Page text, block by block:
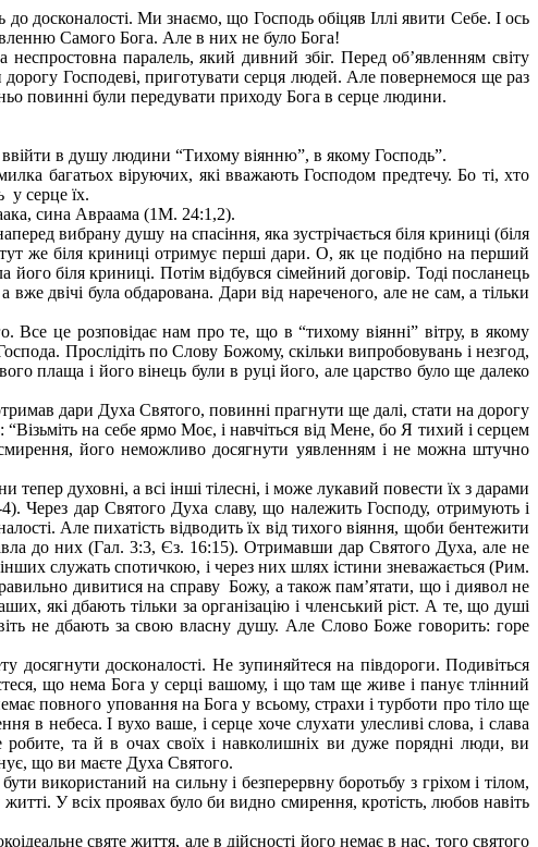
досконалості. Ми знаємо, що Господь обіцяв Іллі явити Себе. І ось
Самого Бога. Але в них не було Бога!
паралель, який дивний збіг. Перед об’явленням світу
Господеві, приготувати серця людей. Але повернемося ще раз
повинні були передувати приходу Бога в серце людини.
в душу людини “Тихому віянню”, в якому Господь”.
багатьох віруючих, які вважають Господом предтечу. Бо ті, хто
у серце їх.
сина Авраама (1М. 24:1,2).
вибрану душу на спасіння, яка зустрічається біля криниці (біля
же біля криниці отримує перші дари. О, як це подібно на перший
біля криниці. Потім відбувся сімейний договір. Тоді посланець
двічі була обдарована. Дари від нареченого, але не сам, а тільки
це розповідає нам про те, що в “тихому віянні” вітру, в якому
Прослідіть по Слову Божому, скільки випробовувань і незгод,
плаща і його вінець були в руці його, але царство було ще далеко
дари Духа Святого, повинні прагнути ще далі, стати на дорогу
на себе ярмо Моє, і навчіться від Мене, бо Я тихий і серцем
його неможливо досягнути уявленням і не можна штучно
духовні, а всі інші тілесні, і може лукавий повести їх з дарами
Через дар Святого Духа славу, що належить Господу, отримують і
Але пихатість відводить їх від тихого віяння, щоби бентежити
до них (Гал. 3:3, Єз. 16:15). Отримавши дар Святого Духа, але не
служать спотичкою, і через них шлях істини зневажається (Рим.
дивитися на справу Божу, а також пам’ятати, що і диявол не
які дбають тільки за організацію і членський ріст. А те, що душі
не дбають за свою власну душу. Але Слово Боже говорить: горе
досконалості. Не зупиняйтеся на півдороги. Подивіться
що нема Бога у серці вашому, і що там ще живе і панує тлінний
повного уповання на Бога у всьому, страхи і турботи про тіло ще
в небеса. І вухо ваше, і серце хоче слухати улесливі слова, і слава
та й в очах своїх і навколишніх ви дуже порядні люди, ви
що ви маєте Духа Святого.
використаний на сильну і безперервну боротьбу з гріхом і тілом,
У всіх проявах було би видно смирення, кротість, любов навіть
святе життя, але в дійсності його немає в нас, того святого